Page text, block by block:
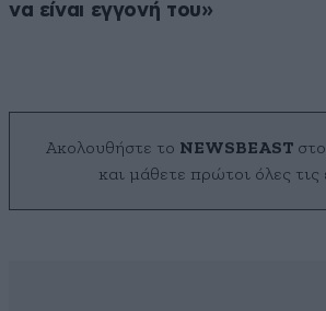
να είναι εγγονή του»
Ακολουθήστε το NEWSBEAST στο
και μάθετε πρώτοι όλες τις